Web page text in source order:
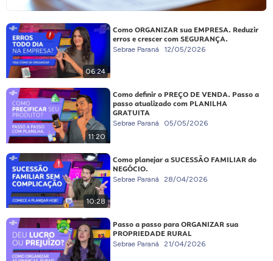
06:24
Como ORGANIZAR sua EMPRESA. Reduzir
erros e crescer com SEGURANÇA.
Sebrae Paraná 12/05/2026
11:20
Como definir o PREÇO DE VENDA. Passo a
passo atualizado com PLANILHA
GRATUITA
Sebrae Paraná 05/05/2026
10:28
Como planejar a SUCESSÃO FAMILIAR do
NEGÓCIO.
Sebrae Paraná 28/04/2026
Passo a passo para ORGANIZAR sua
PROPRIEDADE RURAL
Sebrae Paraná 21/04/2026